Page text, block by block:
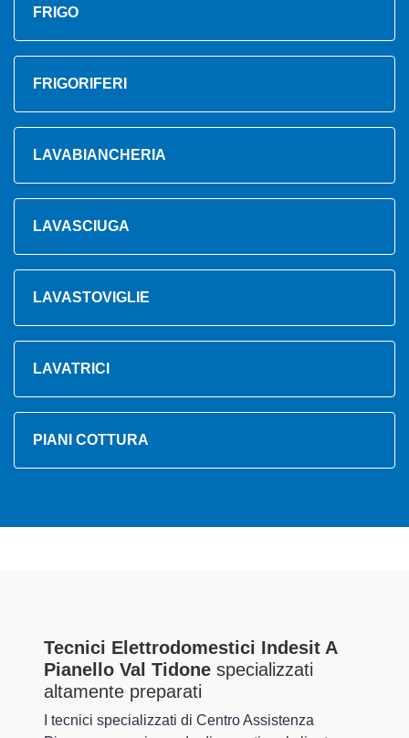
FRIGO
FRIGORIFERI
LAVABIANCHERIA
LAVASCIUGA
LAVASTOVIGLIE
LAVATRICI
PIANI COTTURA
Tecnici Elettrodomestici Indesit A
Pianello Val Tidone specializzati
altamente preparati
I tecnici specializzati di Centro Assistenza